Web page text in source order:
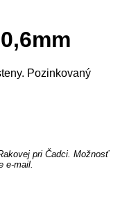
Pozinkovaný
pri Čadci. Možnosť
e-mail.